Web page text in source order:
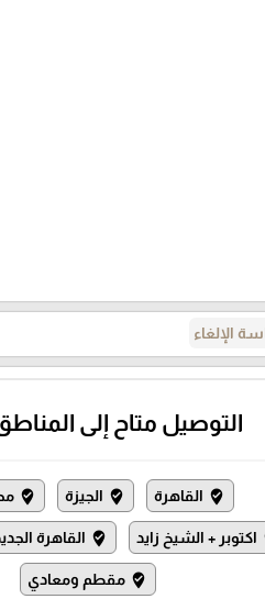
الإلغاء
التوصيل متاح إلى المناطق
where_to_vote القاهرة where_to_vote الجيزة where_to_vote
اكتوبر + الشيخ زايد where_to_vote القاهرة
where_to_vote مقطم ومعادي